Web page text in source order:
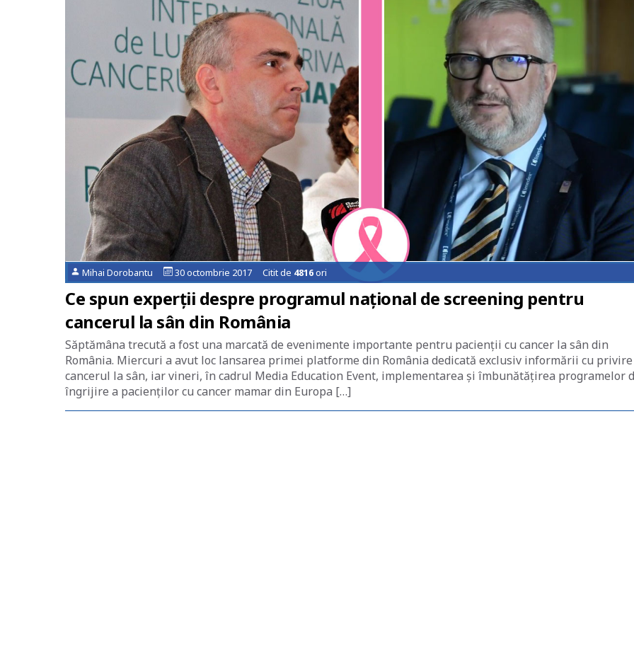
Mihai Dorobantu 30 octombrie 2017 Citit de 4816ori
Ce spun experții despre programul național de screening pentru
cancerul la sân din România
Săptămâna trecută a fost una marcată de evenimente importante pentru pacienții cu cancer la sân din
România. Miercuri a avut loc lansarea primei platforme din România dedicată exclusiv informării cu
cancerul la sân, iar vineri, în cadrul Media Education Event, implementarea și îmbunătățirea programelor
îngrijire a pacienților cu cancer mamar din Europa […]